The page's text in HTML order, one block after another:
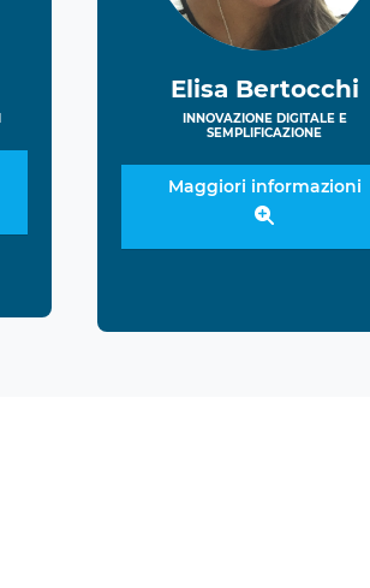
Elisa Bertocchi
INNOVAZIONE DIGITALE E
SEMPLIFICAZIONE
Maggiori informazioni